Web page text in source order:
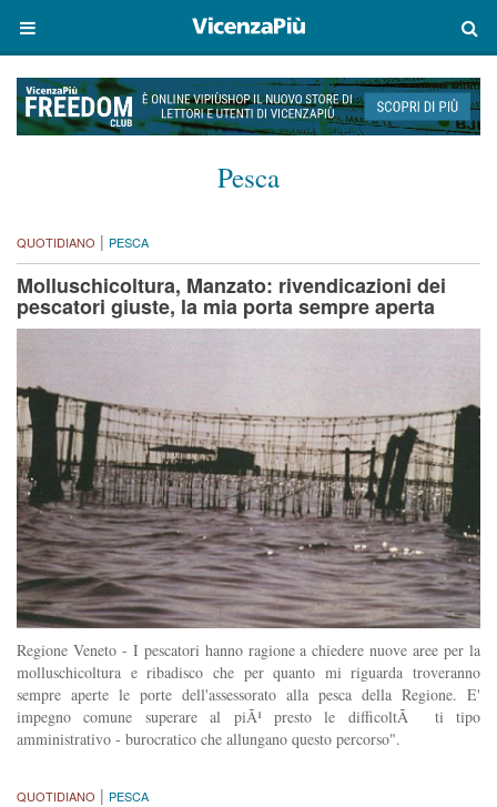
Pesca
QUOTIDIANO | PESCA
Molluschicoltura, Manzato: rivendicazioni dei
pescatori giuste, la mia porta sempre aperta
Regione Veneto - I pescatori hanno ragione a chiedere nuove aree per la
molluschicoltura e ribadisco che per quanto mi riguarda troveranno
sempre aperte le porte dell'assessorato alla pesca della Regione. E'
impegno comune superare al piÃ¹ presto le difficoltÃ ti tipo
amministrativo - burocratico che allungano questo percorso".
QUOTIDIANO | PESCA